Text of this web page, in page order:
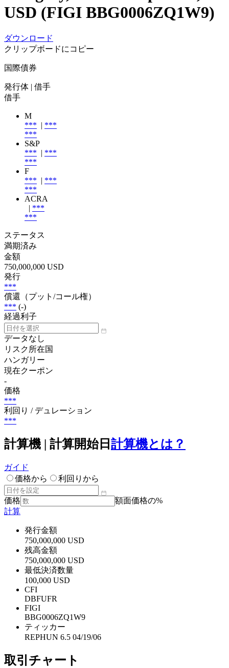
USD (FIGI BBG0006ZQ1W9)
ダウンロード
クリップボードにコピー
国際債券
発行体 | 借手
借手
M
*** | ***
***
S&P
*** | ***
***
F
*** | ***
***
ACRA
| ***
***
ステータス
満期済み
金額
750,000,000 USD
発行
***
償還（プット/コール権）
*** (-)
経過利子
データなし
リスク所在国
ハンガリー
現在クーポン
-
価格
***
利回り / デュレーション
***
計算機 | 計算開始日 計算機とは？
ガイド
価格から
利回りから
価格
額面価格の%
計算
発行金額
750,000,000 USD
残高金額
750,000,000 USD
最低決済数量
100,000 USD
CFI
DBFUFR
FIGI
BBG0006ZQ1W9
ティッカー
REPHUN 6.5 04/19/06
取引チャート